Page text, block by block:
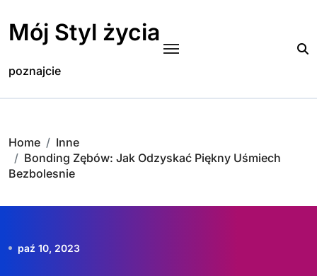
content
Mój Styl życia
poznajcie
Home
Inne
Bonding Zębów: Jak Odzyskać Piękny Uśmiech
Bezbolesnie
paź 10, 2023